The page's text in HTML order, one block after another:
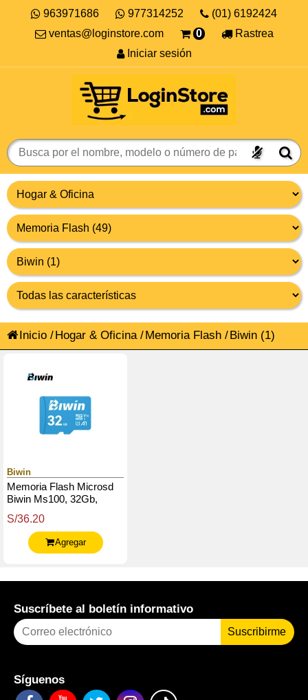
963971686 977314252
(01) 6192424
ventas@loginstore.com
0
Rastrea
Iniciar sesión
Inicio /Hogar & Oficina /Memoria Flash /Biwin (1)
Biwin
Memoria Flash Microsd
Biwin Ms100, 32Gb,
V10, A1
S/36.20
Agregar
Suscríbete al boletín informativo
Suscribirme
Síguenos